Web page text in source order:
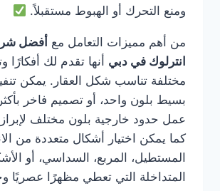
ومنع التحرك أو الهبوط مستقبلاً.
من أهم مميزات التعامل مع أفضل
انترلوك في دبي أنها تقدم لك أفكارًا
مختلفة تناسب شكل العقار. يمكن
بسيط بلون واحد، أو تصميم فاخر
عمل حدود خارجية بلون مختلف
كما يمكن اختيار أشكال متعددة من
المستطيل، المربع، السداسي، أو
المتداخلة التي تعطي مظهرًا عصريًا